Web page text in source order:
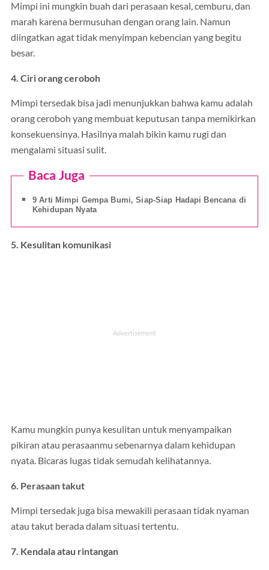
Mimpi ini mungkin buah dari perasaan kesal, cemburu, dan
marah karena bermusuhan dengan orang lain. Namun
diingatkan agat tidak menyimpan kebencian yang begitu
besar.
4. Ciri orang ceroboh
Mimpi tersedak bisa jadi menunjukkan bahwa kamu adalah
orang ceroboh yang membuat keputusan tanpa memikirkan
konsekuensinya. Hasilnya malah bikin kamu rugi dan
mengalami situasi sulit.
Baca Juga
9 Arti Mimpi Gempa Bumi, Siap-Siap Hadapi Bencana di
Kehidupan Nyata
5. Kesulitan komunikasi
Kamu mungkin punya kesulitan untuk menyampaikan
pikiran atau perasaanmu sebenarnya dalam kehidupan
nyata. Bicaras lugas tidak semudah kelihatannya.
6. Perasaan takut
Mimpi tersedak juga bisa mewakili perasaan tidak nyaman
atau takut berada dalam situasi tertentu.
7. Kendala atau rintangan